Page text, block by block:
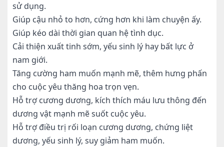
sử dụng.
Giúp cậu nhỏ to hơn, cứng hơn khi làm chuyện ấy.
Giúp kéo dài thời gian quan hệ tình dục.
Cải thiện xuất tinh sớm, yếu sinh lý hay bất lực ở
nam giới.
Tăng cường ham muốn mạnh mẽ, thêm hưng phấn
cho cuộc yêu thăng hoa trọn vẹn.
Hỗ trợ cương dương, kích thích máu lưu thông đến
dương vật mạnh mẽ suốt cuộc yêu.
Hỗ trợ điều trị rối loạn cương dương, chứng liệt
dương, yếu sinh lý, suy giảm ham muốn.